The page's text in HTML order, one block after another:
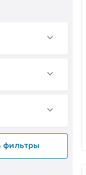
Сбросить фильтры